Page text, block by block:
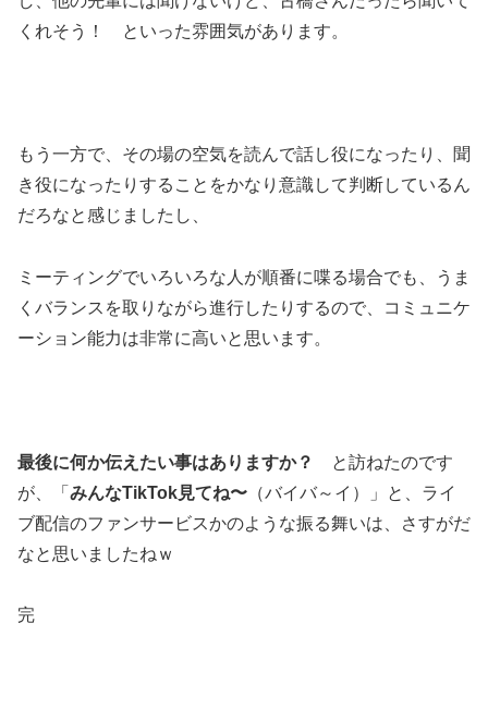
くれそう！ といった雰囲気があります。
もう一方で、その場の空気を読んで話し役になったり、聞
き役になったりすることをかなり意識して判断しているん
だろなと感じましたし、
ミーティングでいろいろな人が順番に喋る場合でも、うま
くバランスを取りながら進行したりするので、コミュニケ
ーション能力は非常に高いと思います。
最後に何か伝えたい事はありますか？
と訪ねたのです
が、「 みんなTikTok見てね〜 （バイバ～イ）」と、ライ
ブ配信のファンサービスかのような振る舞いは、さすがだ
なと思いましたねｗ
完